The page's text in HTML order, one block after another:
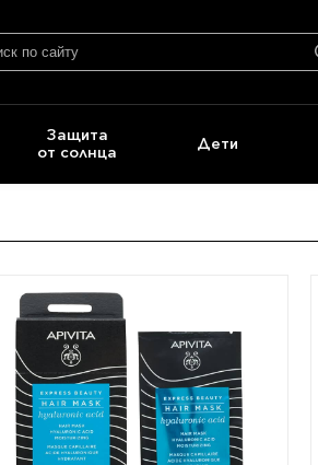
Защита
от солнца
Дети